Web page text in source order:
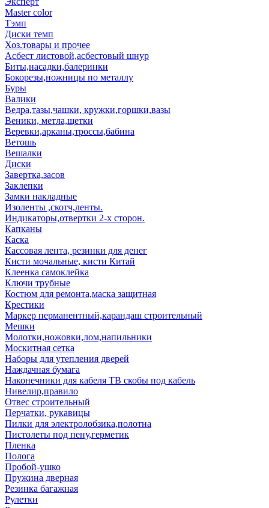
Master color
Тэмп
Диски темп
Хоз.товары и прочее
Асбест листовой,асбестовый шнур
Биты,насадки,балеринки
Бокорезы,ножницы по металлу
Буры
Валики
Ведра,тазы,чашки, кружки,горшки,вазы
Веники, метла,щетки
Веревки,арканы,троссы,бабина
Ветошь
Вешалки
Диски
Завертка,засов
Заклепки
Замки накладные
Изоленты ,скотч,ленты.
Индикаторы,отвертки 2-х сторон.
Капканы
Каска
Кассовая лента, резинки для денег
Кисти мочальные, кисти Китай
Клеенка самоклейка
Ключи трубные
Костюм для ремонта,маска защитная
Крестики
Маркер перманентный,карандаш строительный
Мешки
Молотки,ножовки,лом,напильники
Москитная сетка
Наборы для утепления дверей
Наждачная бумага
Наконечники для кабеля ТВ скобы под кабель
Нивелир,правило
Отвес строительный
Перчатки, рукавицы
Пилки для электролобзика,полотна
Пистолеты под пену,герметик
Пленка
Полога
Пробой-ушко
Пружина дверная
Резинка багажная
Рулетки